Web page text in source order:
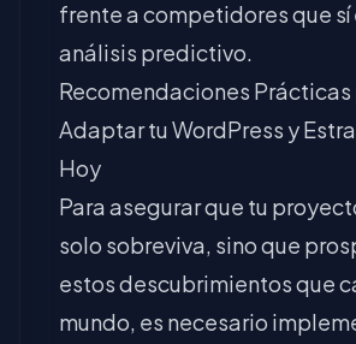
frente a competidores que
análisis predictivo.
Recomendaciones Prácticas
Adaptar tu WordPress y
Hoy
Para asegurar que tu
solo sobreviva, sino que
estos descubrimientos que
mundo, es necesario